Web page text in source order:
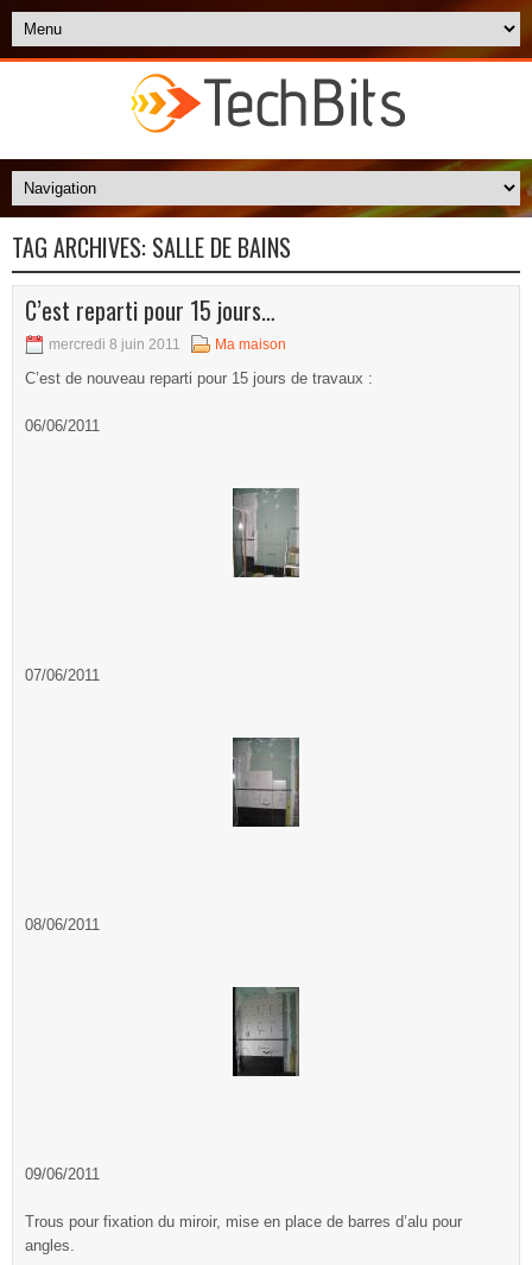
TAG ARCHIVES: SALLE DE BAINS
C’est reparti pour 15 jours…
mercredi 8 juin 2011 Ma maison
C’est de nouveau reparti pour 15 jours de travaux :
06/06/2011
07/06/2011
08/06/2011
09/06/2011
Trous pour fixation du miroir, mise en place de barres d’alu pour
angles.